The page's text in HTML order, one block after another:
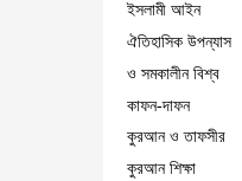
ইসলামী আইন
ঐতিহাসিক উপন্যাস
ও সমকালীন বিশ্ব
কাফন-দাফন
কুরআন ও তাফসীর
কুরআন শিক্ষা